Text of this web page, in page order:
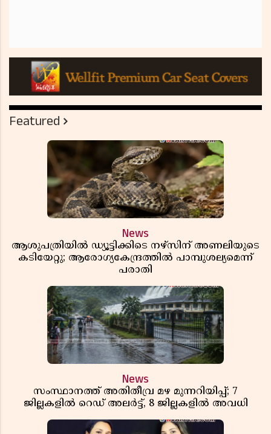
Featured
News
ആശുപത്രിയിൽ ഡ്യൂട്ടിക്കിടെ നഴ്സിന് അണലിയുടെ
കടിയേറ്റു; ആരോഗ്യകേന്ദ്രത്തിൽ പാമ്പുശല്യമെന്ന്
പരാതി
News
സംസ്ഥാനത്ത് അതിതീവ്ര മഴ മുന്നറിയിപ്പ്; 7
ജില്ലകളിൽ റെഡ് അലർട്ട്, 8 ജില്ലകളിൽ അവധി